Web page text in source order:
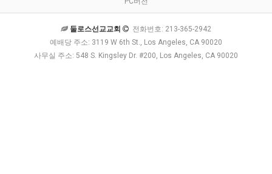
둘로스선교교회
전화번호: 213-365-2942
예배당 주소: 3119 W 6th St., Los Angeles, CA 90020
사무실 주소: 548 S. Kingsley Dr. #200, Los Angeles, CA 90020